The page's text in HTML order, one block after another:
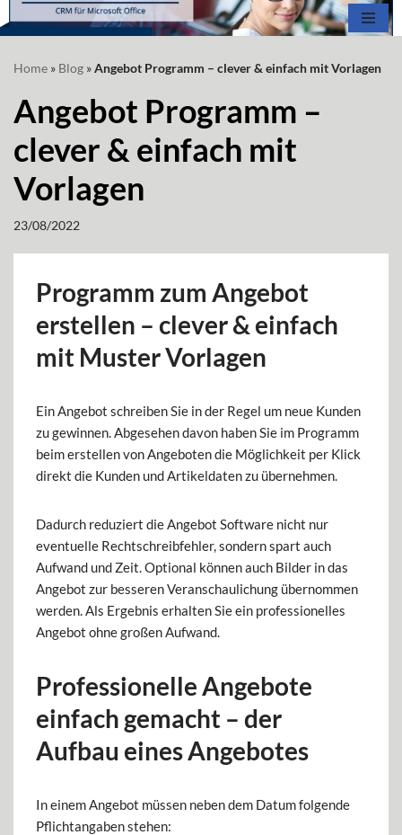
Inhalt
Home » Blog »Angebot Programm – clever & einfach mit Vorlagen
Angebot Programm –
clever & einfach mit
Vorlagen
23/08/2022
Programm zum Angebot
erstellen – clever & einfach
mit Muster Vorlagen
Ein Angebot schreiben Sie in der Regel um neue Kunden
zu gewinnen. Abgesehen davon haben Sie im Programm
beim erstellen von Angeboten die Möglichkeit per Klick
direkt die Kunden und Artikeldaten zu übernehmen.
Dadurch reduziert die Angebot Software nicht nur
eventuelle Rechtschreibfehler, sondern spart auch
Aufwand und Zeit. Optional können auch Bilder in das
Angebot zur besseren Veranschaulichung übernommen
werden. Als Ergebnis erhalten Sie ein professionelles
Angebot ohne großen Aufwand.
Professionelle Angebote
einfach gemacht – der
Aufbau eines Angebotes
In einem Angebot müssen neben dem Datum folgende
Pflichtangaben stehen: